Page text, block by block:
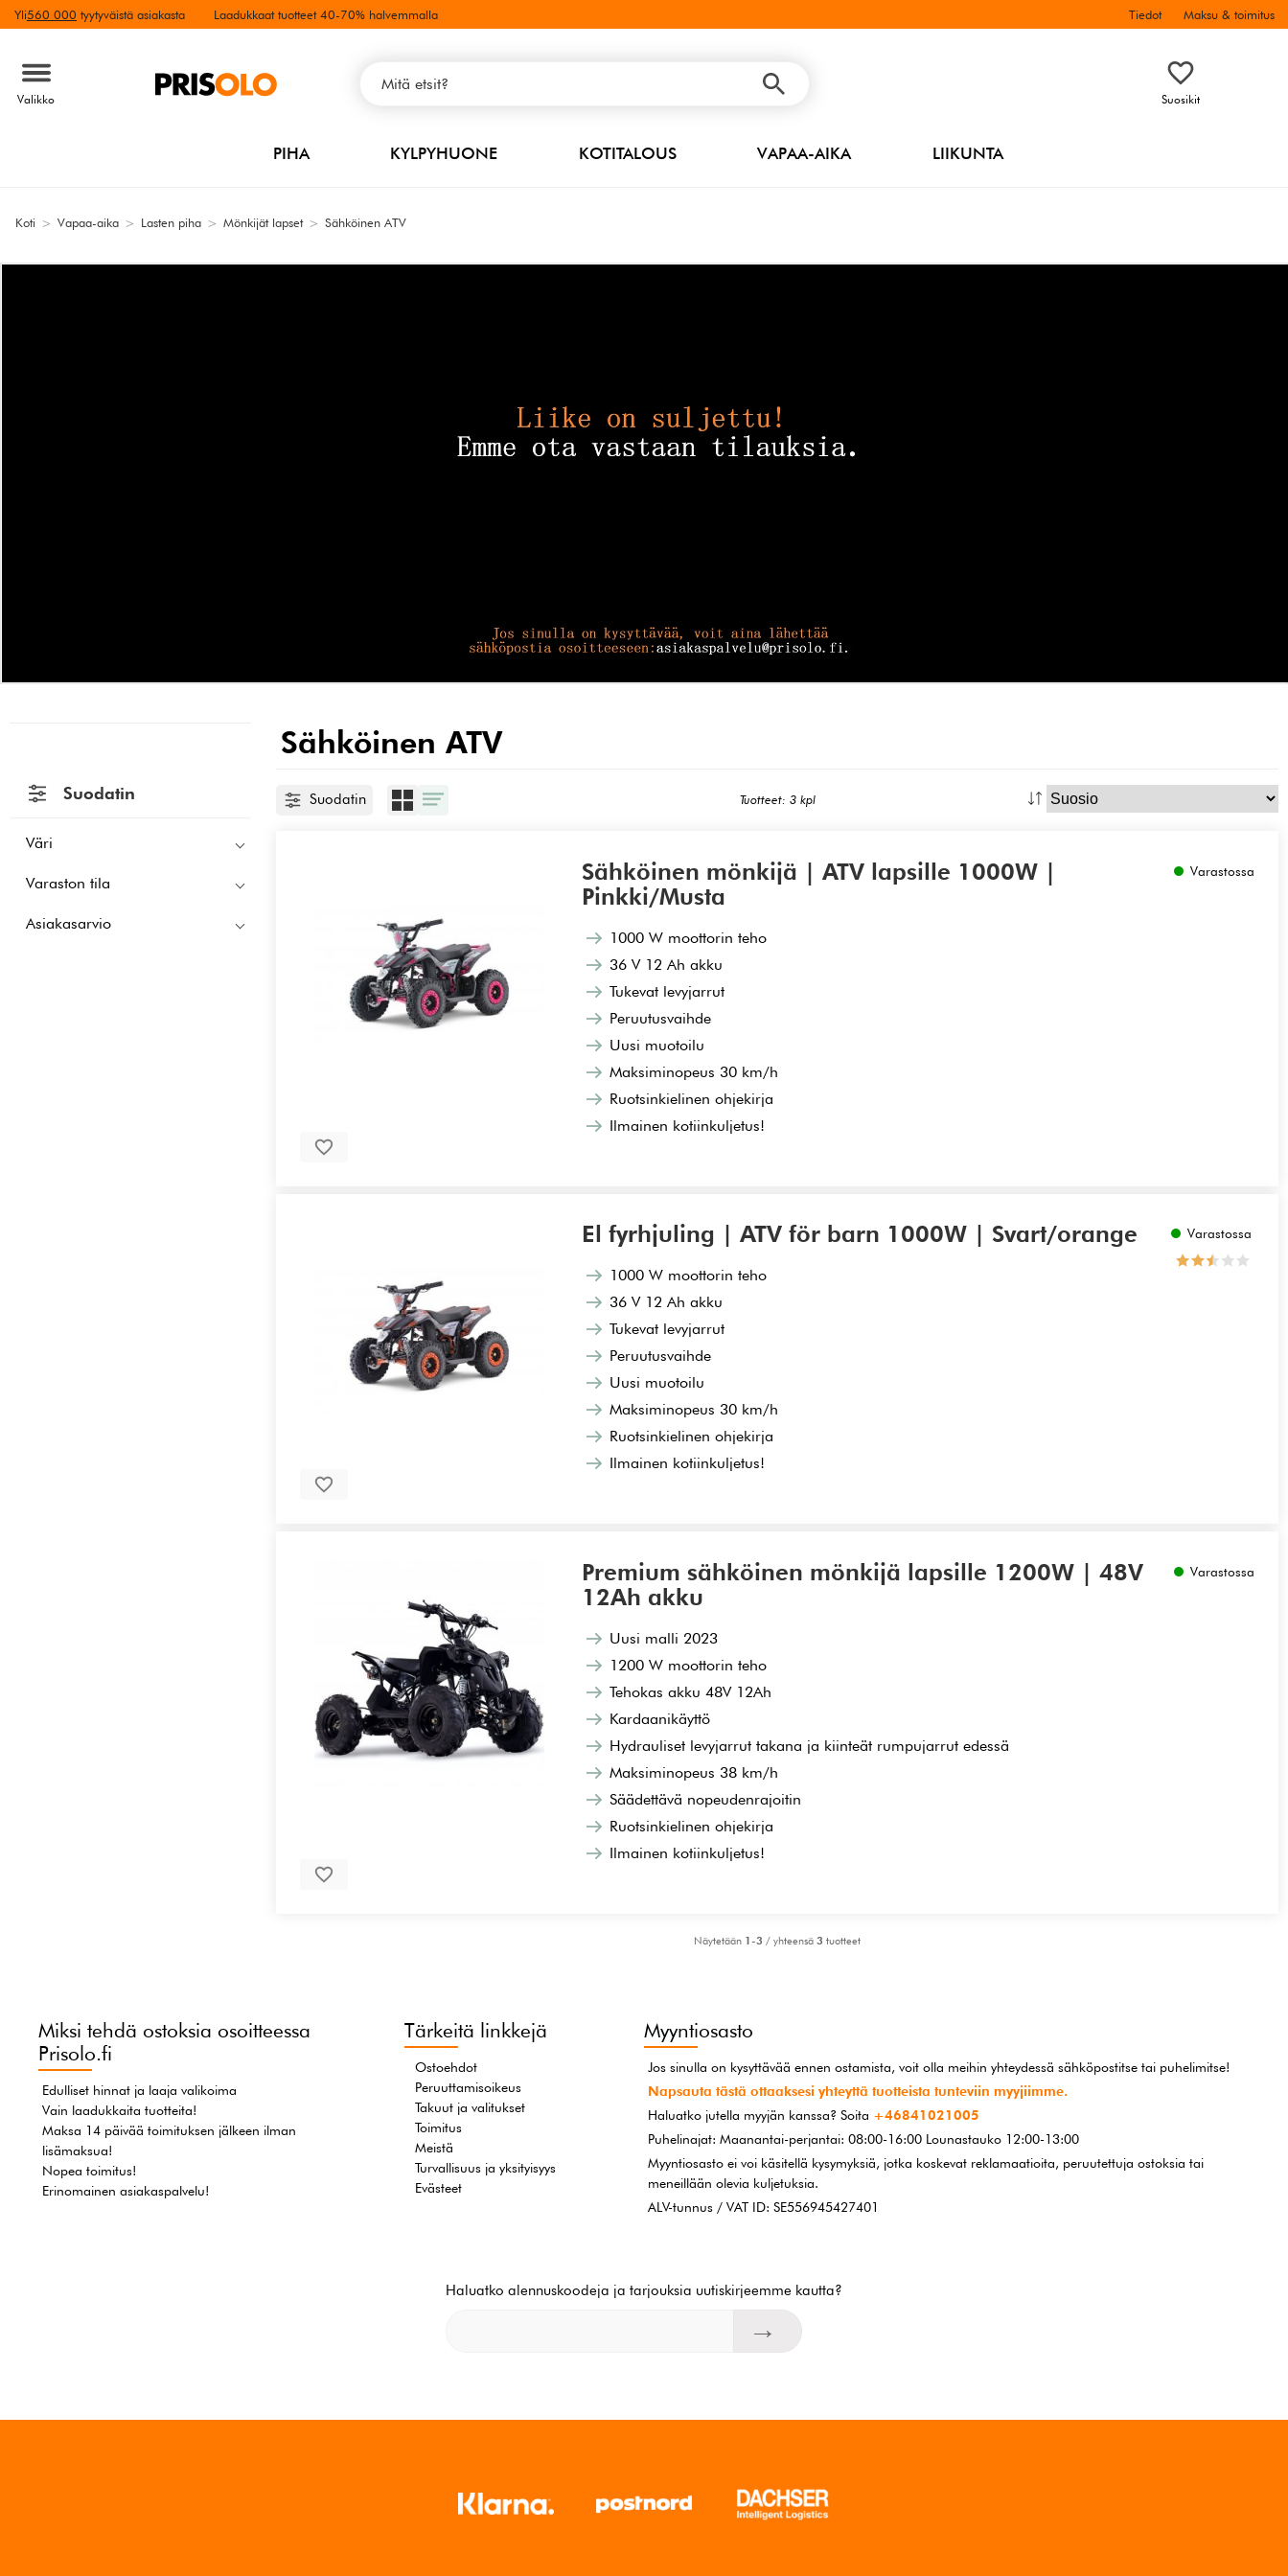
Yli560 000 tyytyväistä asiakasta Laadukkaat tuotteet 40-70% halvemmalla Tiedot Maksu & toimitus
Valikko Suosikit
PIHA KYLPYHUONE KOTITALOUS VAPAA-AIKA LIIKUNTA
Koti > Vapaa-aika > Lasten piha > Mönkijät lapset > Sähköinen ATV
Sähköinen ATV
Suodatin
Väri
Varaston tila
Asiakasarvio
Suodatin Tuotteet: 3 kpl
Sähköinen mönkijä | ATV lapsille 1000W |
Pinkki/Musta
1000 W moottorin teho
36 V 12 Ah akku
Tukevat levyjarrut
Peruutusvaihde
Uusi muotoilu
Maksiminopeus 30 km/h
Ruotsinkielinen ohjekirja
Ilmainen kotiinkuljetus!
Varastossa
El fyrhjuling | ATV för barn 1000W | Svart/orange
1000 W moottorin teho
36 V 12 Ah akku
Tukevat levyjarrut
Peruutusvaihde
Uusi muotoilu
Maksiminopeus 30 km/h
Ruotsinkielinen ohjekirja
Ilmainen kotiinkuljetus!
Varastossa
Premium sähköinen mönkijä lapsille 1200W | 48V
12Ah akku
Uusi malli 2023
1200 W moottorin teho
Tehokas akku 48V 12Ah
Kardaanikäyttö
Hydrauliset levyjarrut takana ja kiinteät rumpujarrut edessä
Maksiminopeus 38 km/h
Säädettävä nopeudenrajoitin
Ruotsinkielinen ohjekirja
Ilmainen kotiinkuljetus!
Varastossa
Näytetään 1-3 / yhteensä3 tuotteet
Miksi tehdä ostoksia osoitteessa
Prisolo.fi
Edulliset hinnat ja laaja valikoima
Vain laadukkaita tuotteita!
Maksa 14 päivää toimituksen jälkeen ilman
lisämaksua!
Nopea toimitus!
Erinomainen asiakaspalvelu!
Tärkeitä linkkejä
Ostoehdot
Peruuttamisoikeus
Takuut ja valitukset
Toimitus
Meistä
Turvallisuus ja yksityisyys
Evästeet
Myyntiosasto
Jos sinulla on kysyttävää ennen ostamista, voit olla meihin yhteydessä sähköpostitse tai puhelimitse!
Napsauta tästä ottaaksesi yhteyttä tuotteista tunteviin myyjiimme.
Haluatko jutella myyjän kanssa? Soita +46841021005
Puhelinajat: Maanantai-perjantai: 08:00-16:00 Lounastauko 12:00-13:00
Myyntiosasto ei voi käsitellä kysymyksiä, jotka koskevat reklamaatioita, peruutettuja ostoksia tai
meneillään olevia kuljetuksia.
ALV-tunnus / VAT ID: SE556945427401
Haluatko alennuskoodeja ja tarjouksia uutiskirjeemme kautta?